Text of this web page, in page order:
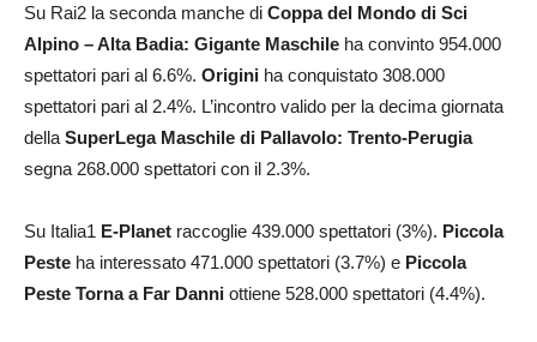
Su Rai2 la seconda manche di Coppa del Mondo di Sci
Alpino – Alta Badia: Gigante Maschile ha convinto 954.000
spettatori pari al 6.6%. Origini ha conquistato 308.000
spettatori pari al 2.4%. L’incontro valido per la decima giornata
della SuperLega Maschile di Pallavolo: Trento-Perugia
segna 268.000 spettatori con il 2.3%.
Su Italia1 E-Planet raccoglie 439.000 spettatori (3%). Piccola
Peste ha interessato 471.000 spettatori (3.7%) e Piccola
Peste Torna a Far Danni ottiene 528.000 spettatori (4.4%).